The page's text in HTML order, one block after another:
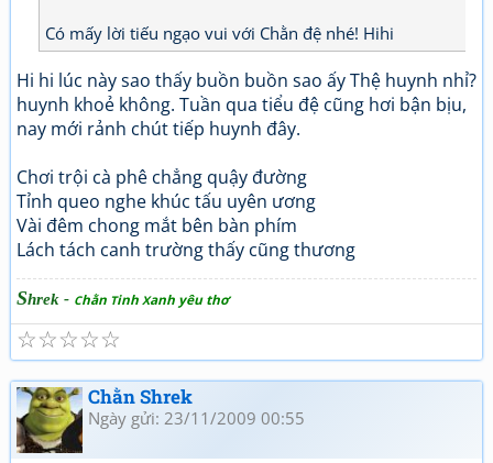
Có mấy lời tiếu ngạo vui với Chằn đệ nhé! Hihi
Hi hi lúc này sao thấy buồn buồn sao ấy Thệ huynh nhỉ?
huynh khoẻ không. Tuần qua tiểu đệ cũng hơi bận bịu,
nay mới rảnh chút tiếp huynh đây.
Chơi trội cà phê chẳng quậy đường
Tỉnh queo nghe khúc tấu uyên ương
Vài đêm chong mắt bên bàn phím
Lách tách canh trường thấy cũng thương
Shrek - Chằn Tinh Xanh yêu thơ
☆
☆
☆
☆
☆
Chằn Shrek
Ngày gửi: 23/11/2009 00:55